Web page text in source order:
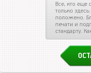
Все, кто еще
только
положено.
печати и
стандарту.